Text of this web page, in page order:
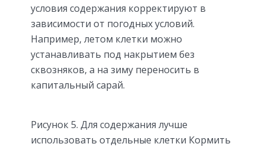
условия содержания корректируют в
зависимости от погодных условий.
Например, летом клетки можно
устанавливать под накрытием без
сквозняков, а на зиму переносить в
капитальный сарай.
Рисунок 5. Для содержания лучше
использовать отдельные клетки Кормить